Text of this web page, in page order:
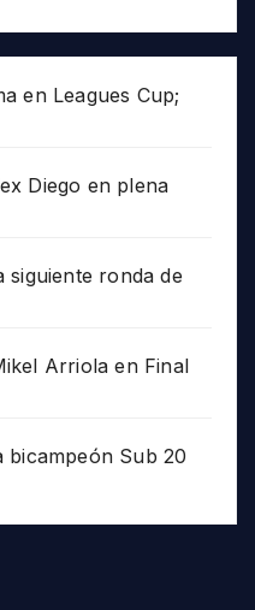
en Leagues Cup;
Diego en plena
ronda de
Arriola en Final
bicampeón Sub 20